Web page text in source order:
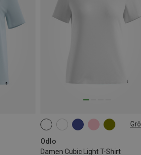
Odlo
Damen Cubic Light T-Shirt
S M